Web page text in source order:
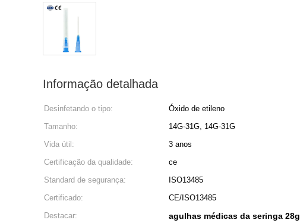
Informação detalhada
Desinfetando o tipo: Óxido de etileno
Tamanho:
14G-31G, 14G-31G
Vida útil:
3 anos
Certificação da qualidade:
ce
Standard de segurança:
ISO13485
Certificado:
CE/ISO13485
Destacar:
agulhas médicas da seringa 28g